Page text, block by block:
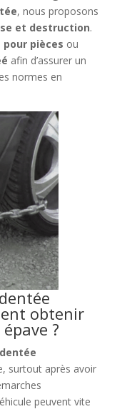
, nous proposons
et destruction.
pièces ou
afin d’assurer un
normes en
obtenir
?
surtout après avoir
peuvent vite